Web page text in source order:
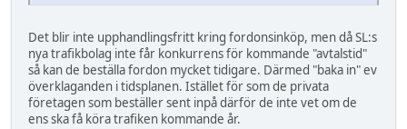
Det blir inte upphandlingsfritt kring fordonsinköp, men då SL:s
nya trafikbolag inte får konkurrens för kommande "avtalstid"
så kan de beställa fordon mycket tidigare. Därmed "baka in" ev
överklaganden i tidsplanen. Istället för som de privata
företagen som beställer sent inpå därför de inte vet om de
ens ska få köra trafiken kommande år.